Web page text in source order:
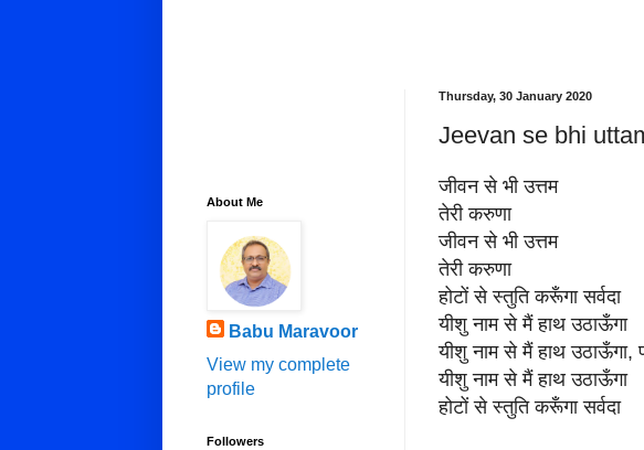
Thursday, 30 January 2020
Jeevan se bhi
जीवन से भी उत्तम
तेरी करुणा
जीवन से भी उत्तम
तेरी करुणा
होटों से स्तुति करूँगा सर्वदा
यीशु नाम से मैं हाथ उठाऊँगा
यीशु नाम से मैं हाथ उठाऊँगा,
यीशु नाम से मैं हाथ उठाऊँगा
होटों से स्तुति करूँगा सर्वदा
About Me
Babu Maravoor
View my complete
profile
Followers